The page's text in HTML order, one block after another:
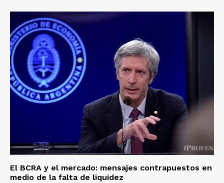
El BCRA y el mercado: mensajes contrapuestos en
medio de la falta de liquidez